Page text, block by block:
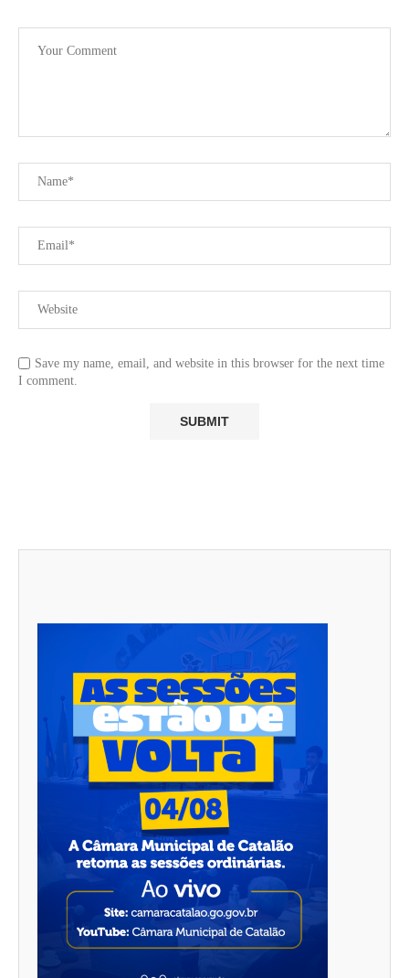
Save my name, email, and website in this browser for the next time
I comment.